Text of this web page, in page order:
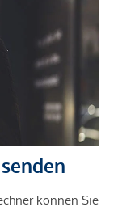
können Sie